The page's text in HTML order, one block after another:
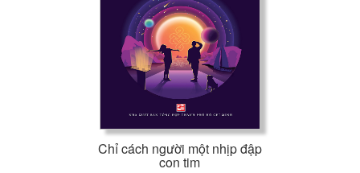
Chỉ cách người một nhịp đập
con tim